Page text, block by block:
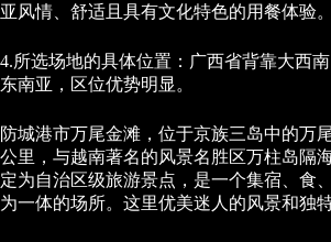
亚风情、舒适且具有文化特色的用餐体验。
4.所选场地的具体位置：广西省背靠大西
东南亚，区位优势明显。
防城港市万尾金滩，位于京族三岛中的万
公里，与越南著名的风景名胜区万柱岛隔
定为自治区级旅游景点，是一个集宿、食
为一体的场所。这里优美迷人的风景和独